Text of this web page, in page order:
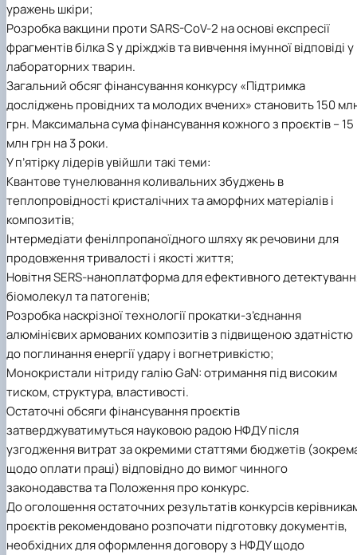
уражень шкіри;
Розробка вакцини проти SARS-CoV-2 на основі експресії
фрагментів білка S у дріжджів та вивчення імунної відповіді у
лабораторних тварин.
Загальний обсяг фінансування конкурсу «Підтримка
досліджень провідних та молодих вчених» становить 150
грн. Максимальна сума фінансування кожного з проєктів – 15
млн грн на 3 роки.
У п’ятірку лідерів увійшли такі теми:
Квантове тунелювання коливальних збуджень в
теплопровідності кристалічних та аморфних матеріалів і
композитів;
Інтермедіати фенілпропаноїдного шляху як речовини для
продовження тривалості і якості життя;
Новітня SERS-наноплатформа для ефективного
біомолекул та патогенів;
Розробка наскрізної технології прокатки-з’єднання
алюмінієвих армованих композитів з підвищеною здатністю
до поглинання енергії удару і вогнетривкістю;
Монокристали нітриду галію GaN: отримання під високим
тиском, структура, властивості.
Остаточні обсяги фінансування проєктів
затверджуватимуться науковою радою НФДУ після
узгодження витрат за окремими статтями бюджетів
щодо оплати праці) відповідно до вимог чинного
законодавства та Положення про конкурс.
До оголошення остаточних результатів конкурсів
проєктів рекомендовано розпочати підготовку документів,
необхідних для оформлення договору з НФДУ щодо